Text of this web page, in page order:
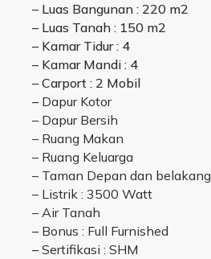
– Luas Bangunan : 220 m2
– Luas Tanah : 150 m2
– Kamar Tidur : 4
– Kamar Mandi : 4
– Carport : 2 Mobil
– Dapur Kotor
– Dapur Bersih
– Ruang Makan
– Ruang Keluarga
– Taman Depan dan belakang
– Listrik : 3500 Watt
– Air Tanah
– Bonus : Full Furnished
– Sertifikasi : SHM